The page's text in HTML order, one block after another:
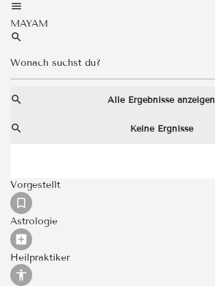
MAYAM
Alle Ergebnisse anzeigen
Keine Ergnisse
Vorgestellt
Astrologie
Heilpraktiker